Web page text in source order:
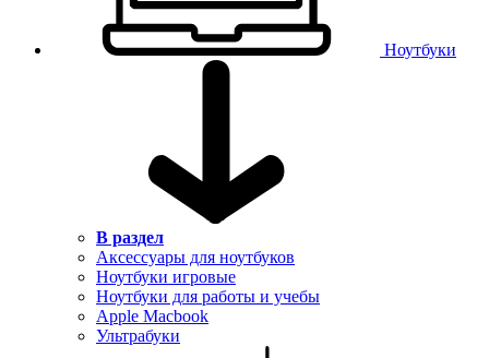
Ноутбуки
В раздел
Аксессуары для ноутбуков
Ноутбуки игровые
Ноутбуки для работы и учебы
Apple Macbook
Ультрабуки